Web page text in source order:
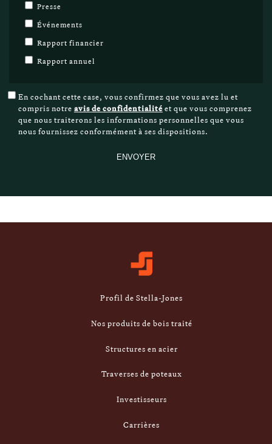
de
diffusion
Presse
Événements
Rapport financier
Rapport annuel
Avis
confidentialité
En cochant cette case, vous confirmez que vous avez lu et
compris notre avis de confidentialitéet que vous comprenez
que nous traiterons les informations personnelles que vous
nous fournissez conformément à ses dispositions.
Profil de Stella-Jones
Nos produits de bois traité
Structures en acier
Traverses de poteaux
Investisseurs
Carrières